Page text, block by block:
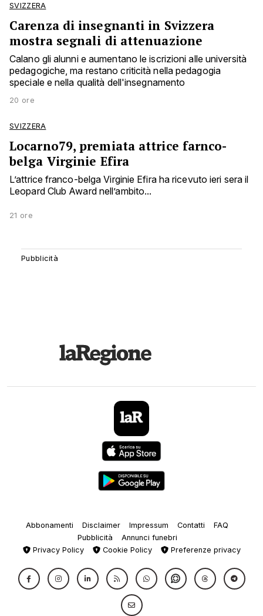
SVIZZERA
Carenza di insegnanti in Svizzera
mostra segnali di attenuazione
Calano gli alunni e aumentano le iscrizioni alle università
pedagogiche, ma restano criticità nella pedagogia
speciale e nella qualità dell'insegnamento
20 ore
SVIZZERA
Locarno79, premiata attrice farnco-
belga Virginie Efira
L’attrice franco-belga Virginie Efira ha ricevuto ieri sera il
Leopard Club Award nell’ambito...
21 ore
Abbonamenti Disclaimer Impressum Contatti
FAQ
Pubblicità
Annunci funebri
Privacy Policy
Cookie Policy Preferenze privacy